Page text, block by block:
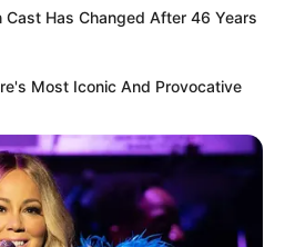
Cast Has Changed After 46 Years
Most Iconic And Provocative